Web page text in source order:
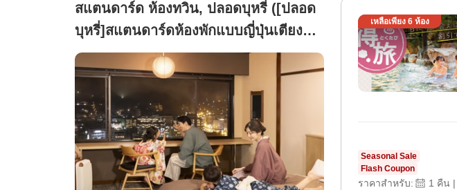
สแตนดาร์ด ห้องทวิน, ปลอดบุหรี่ ([ปลอด
บุหรี่]สแตนดาร์ดห้องพักแบบญี่ปุ่นเตียงทวิ
น พร้อมอ่างอาบน้ำในตัว)
เหลือเพียง 6ห้อง
Seasonal Sale
Flash Coupon
ราคาสำหรับ: 1 คืน |